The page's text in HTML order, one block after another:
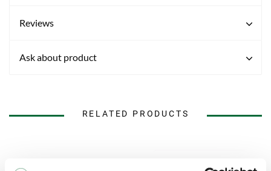
Reviews
Ask about product
RELATED PRODUCTS